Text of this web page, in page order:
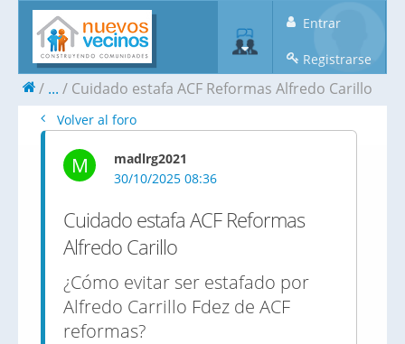
Entrar
Registrarse
... Cuidado estafa ACF Reformas Alfredo Carillo
Volver al foro
M
madlrg2021
30/10/2025 08:36
Cuidado estafa ACF Reformas
Alfredo Carillo
¿Cómo evitar ser estafado por
Alfredo Carrillo Fdez de ACF
reformas?